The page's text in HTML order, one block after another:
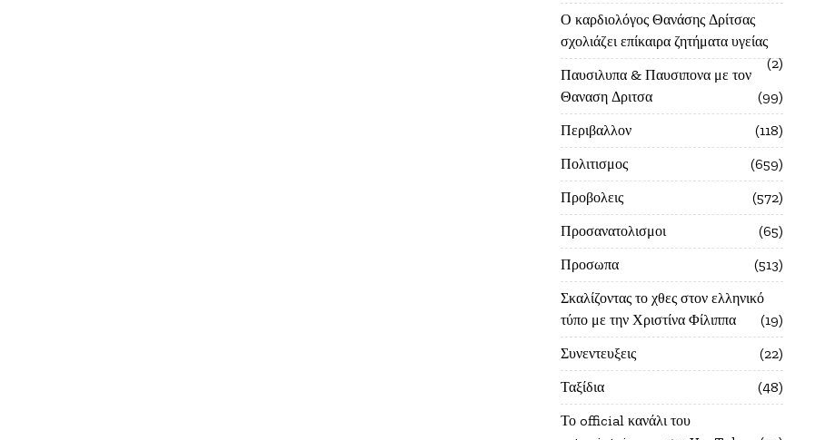
Ο καρδιολόγος Θανάσης Δρίτσας
σχολιάζει επίκαιρα ζητήματα υγείας
2
Παυσιλυπα & Παυσιπονα με τον
Θαναση Δριτσα
99
Περιβαλλον
118
Πολιτισμος
659
Προβολεις
572
Προσανατολισμοι
65
Προσωπα
513
Σκαλίζοντας το χθες στον ελληνικό
τύπο με την Χριστίνα Φίλιππα
19
Συνεντευξεις
22
Ταξίδια
48
Το official κανάλι του